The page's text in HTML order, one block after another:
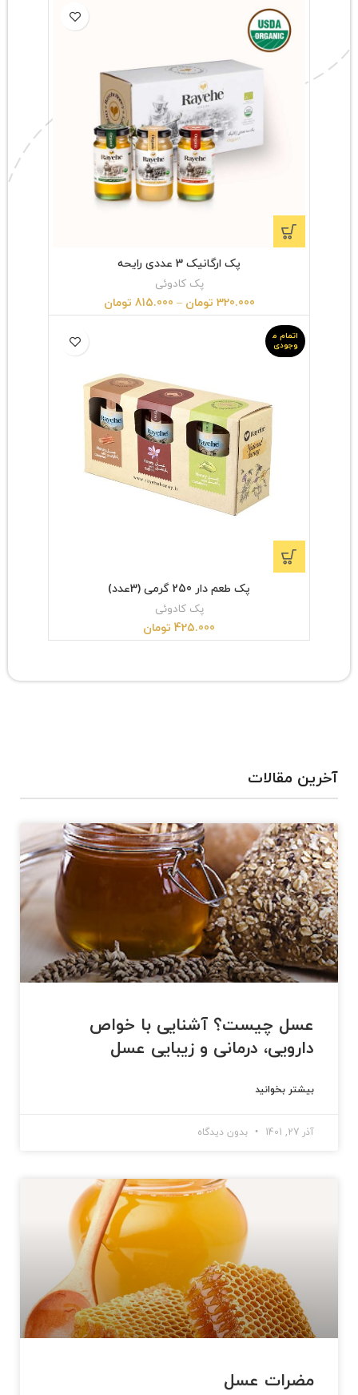
پک ارگانیک 3 عددی رایحه
پک کادوئی
320.000 تومان –
815.000 تومان
اتمام م
وجودی
پک طعم دار 250 گرمی (3عدد)
پک کادوئی
425.000 تومان
آخرین مقالات
عسل چیست؟ آشنایی با خواص
دارویی، درمانی و زیبایی عسل
بیشتر بخوانید
آذر 27, 1401 بدون دیدگاه
مضرات عسل